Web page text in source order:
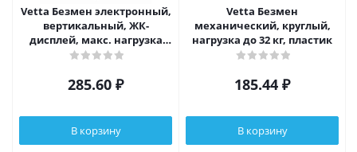
Vetta Безмен электронный,
вертикальный, ЖК-
дисплей, макс. нагрузка
40кг, 2xААА
285.60 ₽
В корзину
Vetta Безмен
механический, круглый,
нагрузка до 32 кг, пластик
185.44 ₽
В корзину